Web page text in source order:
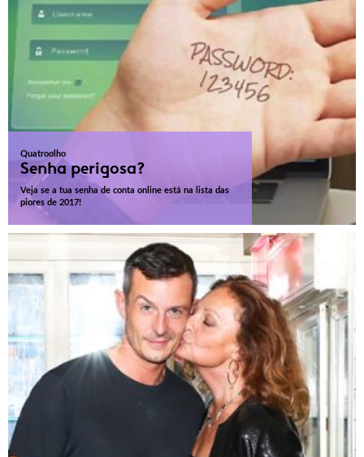
Quatroolho
Senha perigosa?
Veja se a tua senha de conta online está na lista das
piores de 2017!